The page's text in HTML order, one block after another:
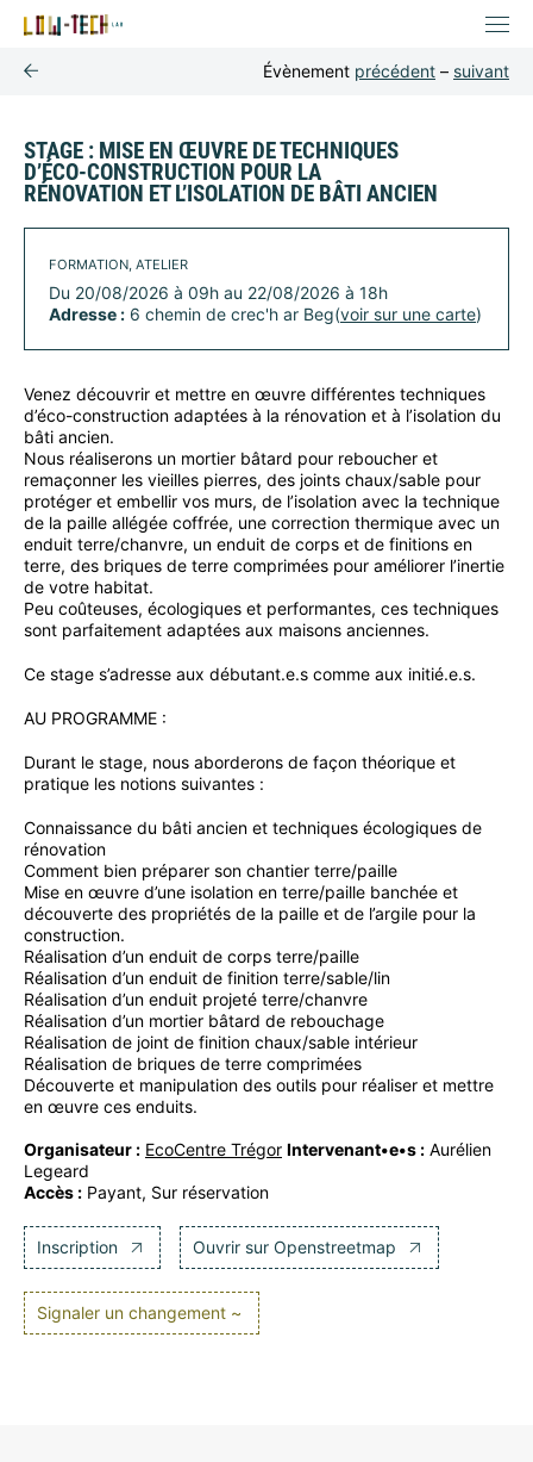
Évènement précédent – suivant
STAGE : MISE EN ŒUVRE DE TECHNIQUES
D’ÉCO-CONSTRUCTION POUR LA
RÉNOVATION ET L’ISOLATION DE BÂTI ANCIEN
FORMATION, ATELIER
Du 20/08/2026 à 09h au 22/08/2026 à 18h
Adresse : 6 chemin de crec'h ar Beg(voir sur une carte)
Venez découvrir et mettre en œuvre différentes techniques
d’éco-construction adaptées à la rénovation et à l’isolation du
bâti ancien.
Nous réaliserons un mortier bâtard pour reboucher et
remaçonner les vieilles pierres, des joints chaux/sable pour
protéger et embellir vos murs, de l’isolation avec la technique
de la paille allégée coffrée, une correction thermique avec un
enduit terre/chanvre, un enduit de corps et de finitions en
terre, des briques de terre comprimées pour améliorer l’inertie
de votre habitat.
Peu coûteuses, écologiques et performantes, ces techniques
sont parfaitement adaptées aux maisons anciennes.
Ce stage s’adresse aux débutant.e.s comme aux initié.e.s.
AU PROGRAMME :
Durant le stage, nous aborderons de façon théorique et
pratique les notions suivantes :
Connaissance du bâti ancien et techniques écologiques de
rénovation
Comment bien préparer son chantier terre/paille
Mise en œuvre d’une isolation en terre/paille banchée et
découverte des propriétés de la paille et de l’argile pour la
construction.
Réalisation d’un enduit de corps terre/paille
Réalisation d’un enduit de finition terre/sable/lin
Réalisation d’un enduit projeté terre/chanvre
Réalisation d’un mortier bâtard de rebouchage
Réalisation de joint de finition chaux/sable intérieur
Réalisation de briques de terre comprimées
Découverte et manipulation des outils pour réaliser et mettre
en œuvre ces enduits.
Organisateur : EcoCentre Trégor Intervenant•e•s : Aurélien
Legeard
Accès : Payant, Sur réservation
Inscription Ouvrir sur Openstreetmap
Signaler un changement ~